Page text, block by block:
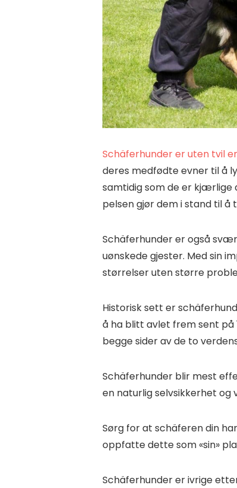
Schäferhunder er uten tvil
deres medfødte evner til å
samtidig som de er kjærlige
pelsen gjør dem i stand til
Schäferhunder er også
uønskede gjester. Med sin
størrelser uten større
Historisk sett er
å ha blitt avlet frem sent
begge sider av de to
Schäferhunder blir mest
en naturlig selvsikkerhet og
Sørg for at schäferen din
oppfatte dette som «sin»
Schäferhunder er ivrige